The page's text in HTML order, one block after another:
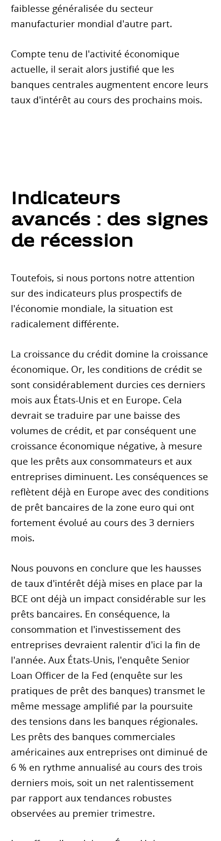
faiblesse généralisée du secteur
manufacturier mondial d'autre part.
Compte tenu de l'activité économique
actuelle, il serait alors justifié que les
banques centrales augmentent encore leurs
taux d'intérêt au cours des prochains mois.
Indicateurs
avancés : des signes
de récession
Toutefois, si nous portons notre attention
sur des indicateurs plus prospectifs de
l'économie mondiale, la situation est
radicalement différente.
La croissance du crédit domine la croissance
économique. Or, les conditions de crédit se
sont considérablement durcies ces derniers
mois aux États-Unis et en Europe. Cela
devrait se traduire par une baisse des
volumes de crédit, et par conséquent une
croissance économique négative, à mesure
que les prêts aux consommateurs et aux
entreprises diminuent. Les conséquences se
reflètent déjà en Europe avec des conditions
de prêt bancaires de la zone euro qui ont
fortement évolué au cours des 3 derniers
mois.
Nous pouvons en conclure que les hausses
de taux d'intérêt déjà mises en place par la
BCE ont déjà un impact considérable sur les
prêts bancaires. En conséquence, la
consommation et l'investissement des
entreprises devraient ralentir d'ici la fin de
l'année. Aux États-Unis, l'enquête Senior
Loan Officer de la Fed (enquête sur les
pratiques de prêt des banques) transmet le
même message amplifié par la poursuite
des tensions dans les banques régionales.
Les prêts des banques commerciales
américaines aux entreprises ont diminué de
6 % en rythme annualisé au cours des trois
derniers mois, soit un net ralentissement
par rapport aux tendances robustes
observées au premier trimestre.